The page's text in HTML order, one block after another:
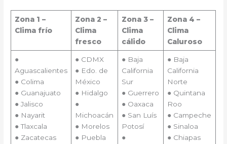
Zona 1 –
Clima frío
Zona 2 –
Clima
fresco
Zona 3 –
Clima
cálido
Zona 4 –
Clima
Caluroso
●
Aguascalientes
● Colima
● Guanajuato
● Jalisco
● Nayarit
● Tlaxcala
● Zacatecas
● CDMX
● Edo. de
México
● Hidalgo
●
Michoacán
● Morelos
● Puebla
● Baja
California
Sur
● Guerrero
● Oaxaca
● San Luís
Potosí
●
● Baja
California
Norte
● Quintana
Roo
● Campeche
● Sinaloa
● Chiapas